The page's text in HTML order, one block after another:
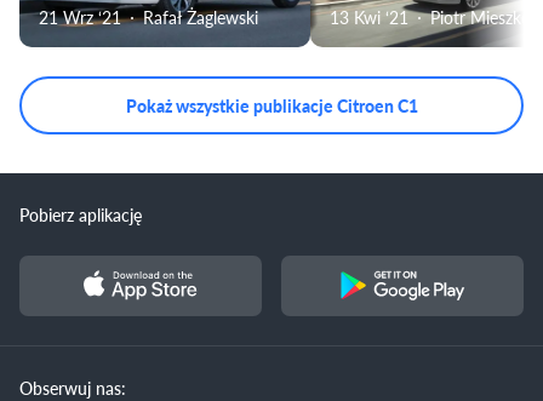
21 Wrz ‘21 Rafał Żaglewski 13 Kwi ‘21 Piotr
Pokaż wszystkie publikacje Citroen C1
Pobierz aplikację
Obserwuj nas: